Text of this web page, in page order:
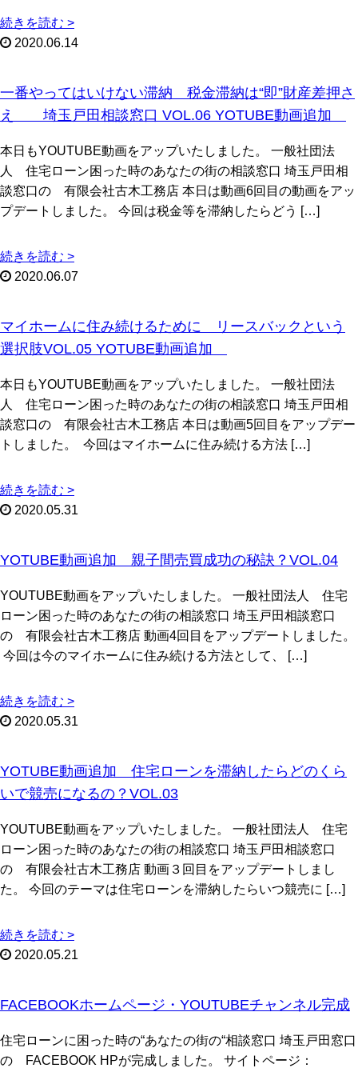
続きを読む >
2020.06.14
一番やってはいけない滞納 税金滞納は“即”財産差押さ
え 埼玉戸田相談窓口 VOL.06 YOTUBE動画追加
本日もYOUTUBE動画をアップいたしました。 一般社団法
人 住宅ローン困った時のあなたの街の相談窓口 埼玉戸田相
談窓口の 有限会社古木工務店 本日は動画6回目の動画をアッ
プデートしました。 今回は税金等を滞納したらどう […]
続きを読む >
2020.06.07
マイホームに住み続けるために リースバックという
選択肢VOL.05 YOTUBE動画追加
本日もYOUTUBE動画をアップいたしました。 一般社団法
人 住宅ローン困った時のあなたの街の相談窓口 埼玉戸田相
談窓口の 有限会社古木工務店 本日は動画5回目をアップデー
トしました。 今回はマイホームに住み続ける方法 […]
続きを読む >
2020.05.31
YOTUBE動画追加 親子間売買成功の秘訣？VOL.04
YOUTUBE動画をアップいたしました。 一般社団法人 住宅
ローン困った時のあなたの街の相談窓口 埼玉戸田相談窓口
の 有限会社古木工務店 動画4回目をアップデートしました。
今回は今のマイホームに住み続ける方法として、 […]
続きを読む >
2020.05.31
YOTUBE動画追加 住宅ローンを滞納したらどのくら
いで競売になるの？VOL.03
YOUTUBE動画をアップいたしました。 一般社団法人 住宅
ローン困った時のあなたの街の相談窓口 埼玉戸田相談窓口
の 有限会社古木工務店 動画３回目をアップデートしまし
た。 今回のテーマは住宅ローンを滞納したらいつ競売に […]
続きを読む >
2020.05.21
FACEBOOKホームページ・YOUTUBEチャンネル完成
住宅ローンに困った時の“あなたの街の“相談窓口 埼玉戸田窓口
の FACEBOOK HPが完成しました。 サイトページ：